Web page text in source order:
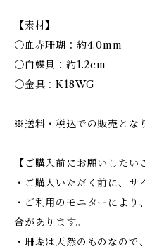
【素材】
〇血赤珊瑚：約4.0mm
〇白蝶貝：約1.2cm
〇金具：K18WG
※送料・税込での販売とな
【ご購入前にお願いしたい
・ご購入いただく前に、サ
・ご利用のモニターによ
合があります。
・珊瑚は天然のものなの